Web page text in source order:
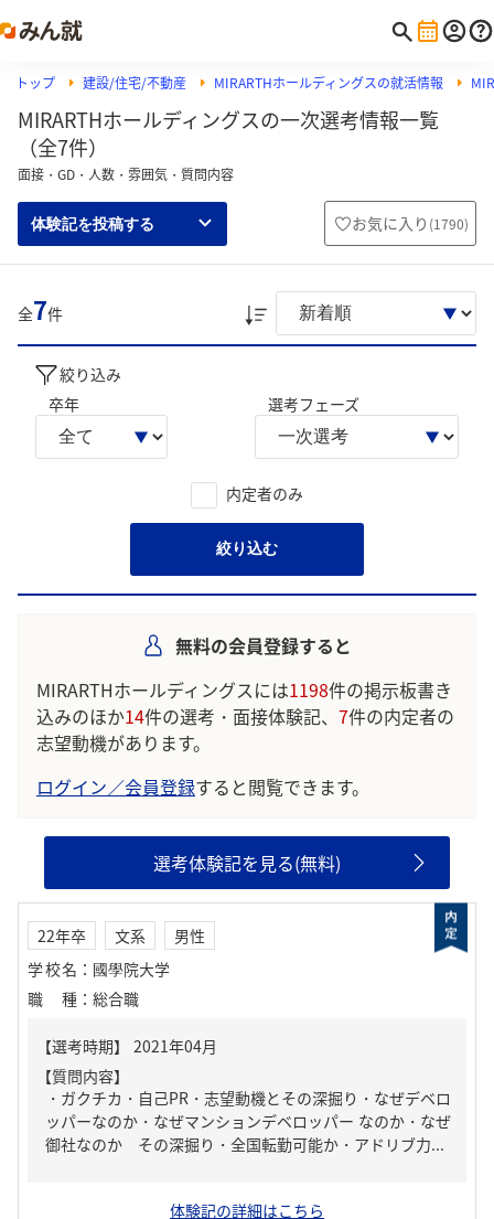
トップ 建設/住宅/不動産 MIRARTHホールディングスの就活情報
MIRARTHホールディングスの一次選考情報一覧
（全7件）
面接・GD・人数・雰囲気・質問内容
体験記を投稿する お気に入り (1790)
全7件
絞り込み
卒年
選考フェーズ
内定者のみ
絞り込む
無料の会員登録すると
MIRARTHホールディングスには1198件の掲示板書き
込みのほか14件の選考・面接体験記、 7件の内定者の
志望動機があります。
ログイン／会員登録すると閲覧できます。
選考体験記を見る(無料)
22年卒 文系
男性
学校名 ： 國學院大学
職種 ： 総合職
【質問内容】
・ガクチカ・自己PR・志望動機とその深掘り・なぜデベロ
ッパーなのか・なぜマンションデベロッパー なのか・なぜ
御社なのか その深掘り・全国転勤可能か・アドリブ力...
体験記の詳細はこちら